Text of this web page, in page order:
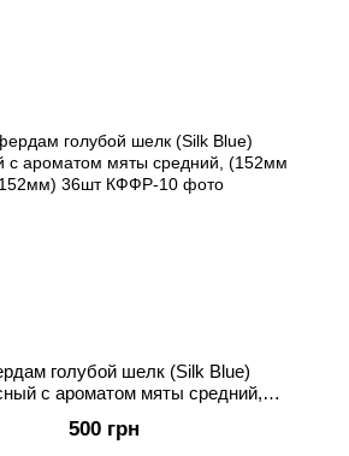
голубой шелк (Silk Blue)
с ароматом мяты средний,
500 грн